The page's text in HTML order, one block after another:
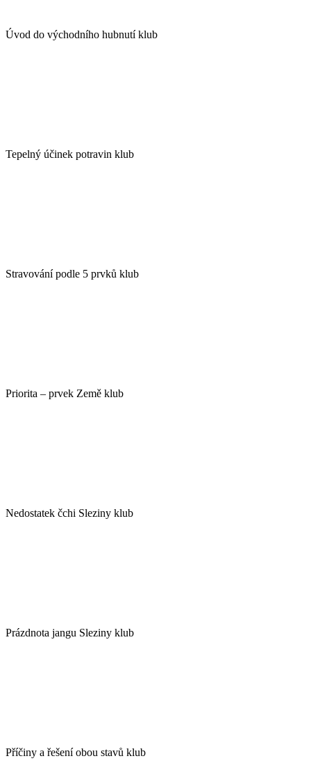
Úvod do východního hubnutí klub
Tepelný účinek potravin klub
Stravování podle 5 prvků klub
Priorita – prvek Země klub
Nedostatek čchi Sleziny klub
Prázdnota jangu Sleziny klub
Příčiny a řešení obou stavů klub